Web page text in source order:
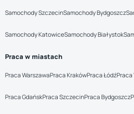
Samochody SzczecinSamochody Bydgoszcz
Samochody KatowiceSamochody Białystok
Praca w miastach
Praca WarszawaPraca KrakówPraca ŁódźPraca
Praca GdańskPraca SzczecinPraca Bydgoszcz